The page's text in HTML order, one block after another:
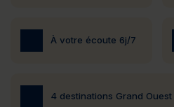
À votre écoute 6j/7
4 destinations Grand Ouest